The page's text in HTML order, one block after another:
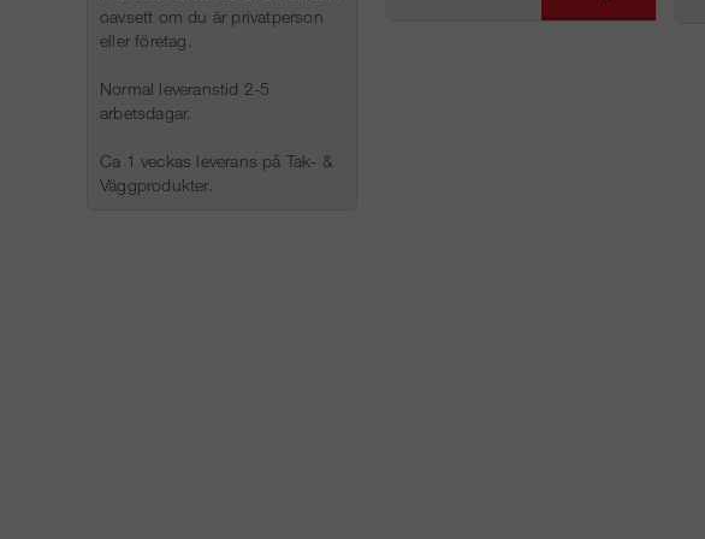
oavsett om du är privatperson
eller företag.
Normal leveranstid 2-5
arbetsdagar.
Ca 1 veckas leverans på Tak- &
Väggprodukter.